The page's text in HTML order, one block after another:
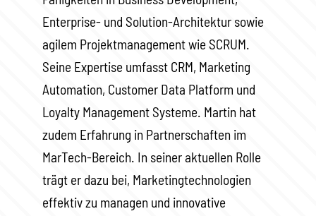
Enterprise- und Solution-Architektur sowie
agilem Projektmanagement wie SCRUM.
Seine Expertise umfasst CRM, Marketing
Automation, Customer Data Platform und
Loyalty Management Systeme. Martin hat
zudem Erfahrung in Partnerschaften im
MarTech-Bereich. In seiner aktuellen Rolle
trägt er dazu bei, Marketingtechnologien
effektiv zu managen und innovative